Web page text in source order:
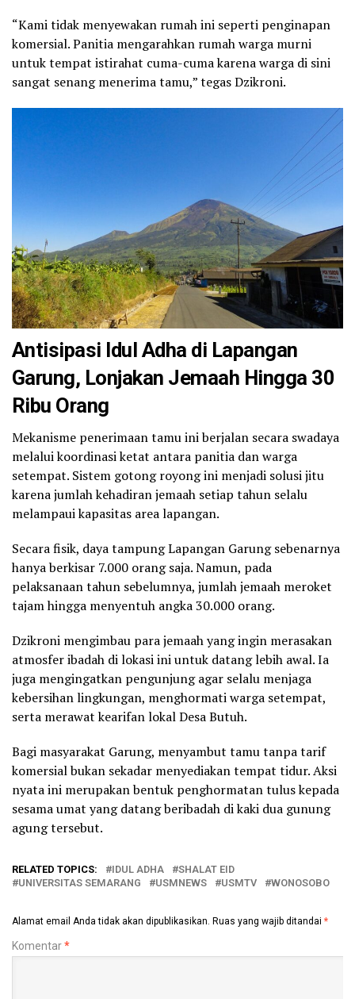
“Kami tidak menyewakan rumah ini seperti penginapan
komersial. Panitia mengarahkan rumah warga murni
untuk tempat istirahat cuma-cuma karena warga di sini
sangat senang menerima tamu,” tegas Dzikroni.
Antisipasi Idul Adha di Lapangan
Garung, Lonjakan Jemaah Hingga 30
Ribu Orang
Mekanisme penerimaan tamu ini berjalan secara swadaya
melalui koordinasi ketat antara panitia dan warga
setempat. Sistem gotong royong ini menjadi solusi jitu
karena jumlah kehadiran jemaah setiap tahun selalu
melampaui kapasitas area lapangan.
Secara fisik, daya tampung Lapangan Garung sebenarnya
hanya berkisar 7.000 orang saja. Namun, pada
pelaksanaan tahun sebelumnya, jumlah jemaah meroket
tajam hingga menyentuh angka 30.000 orang.
Dzikroni mengimbau para jemaah yang ingin merasakan
atmosfer ibadah di lokasi ini untuk datang lebih awal. Ia
juga mengingatkan pengunjung agar selalu menjaga
kebersihan lingkungan, menghormati warga setempat,
serta merawat kearifan lokal Desa Butuh.
Bagi masyarakat Garung, menyambut tamu tanpa tarif
komersial bukan sekadar menyediakan tempat tidur. Aksi
nyata ini merupakan bentuk penghormatan tulus kepada
sesama umat yang datang beribadah di kaki dua gunung
agung tersebut.
RELATED TOPICS: IDUL ADHA
SHALAT EID
UNIVERSITAS SEMARANG
USMNEWS USMTV WONOSOBO
Alamat email Anda tidak akan dipublikasikan. Ruas yang wajib ditandai *
Komentar*